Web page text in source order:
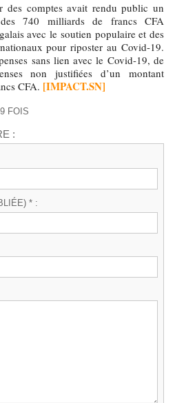
des comptes avait rendu public un
740 milliards de francs CFA
avec le soutien populaire et des
pour riposter au Covid-19.
sans lien avec le Covid-19, de
non justifiées d’un montant
CFA. [IMPACT.SN]
FOIS
:
* :